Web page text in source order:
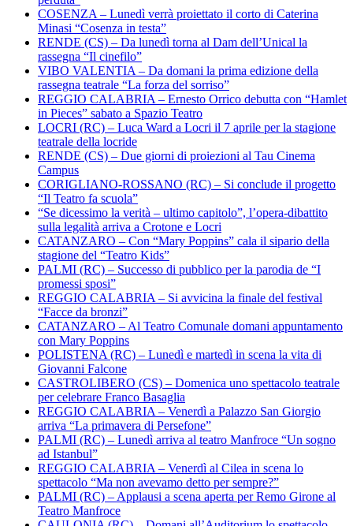
COSENZA – Lunedì verrà proiettato il corto di Caterina
Minasi “Cosenza in testa”
RENDE (CS) – Da lunedì torna al Dam dell’Unical la
rassegna “Il cinefilo”
VIBO VALENTIA – Da domani la prima edizione della
rassegna teatrale “La forza del sorriso”
REGGIO CALABRIA – Ernesto Orrico debutta con “Hamlet
in Pieces” sabato a Spazio Teatro
LOCRI (RC) – Luca Ward a Locri il 7 aprile per la stagione
teatrale della locride
RENDE (CS) – Due giorni di proiezioni al Tau Cinema
Campus
CORIGLIANO-ROSSANO (RC) – Si conclude il progetto
“Il Teatro fa scuola”
“Se dicessimo la verità – ultimo capitolo”, l’opera-dibattito
sulla legalità arriva a Crotone e Locri
CATANZARO – Con “Mary Poppins” cala il sipario della
stagione del “Teatro Kids”
PALMI (RC) – Successo di pubblico per la parodia de “I
promessi sposi”
REGGIO CALABRIA – Si avvicina la finale del festival
“Facce da bronzi”
CATANZARO – Al Teatro Comunale domani appuntamento
con Mary Poppins
POLISTENA (RC) – Lunedì e martedì in scena la vita di
Giovanni Falcone
CASTROLIBERO (CS) – Domenica uno spettacolo teatrale
per celebrare Franco Basaglia
REGGIO CALABRIA – Venerdì a Palazzo San Giorgio
arriva “La primavera di Persefone”
PALMI (RC) – Lunedì arriva al teatro Manfroce “Un sogno
ad Istanbul”
REGGIO CALABRIA – Venerdì al Cilea in scena lo
spettacolo “Ma non avevamo detto per sempre?”
PALMI (RC) – Applausi a scena aperta per Remo Girone al
Teatro Manfroce